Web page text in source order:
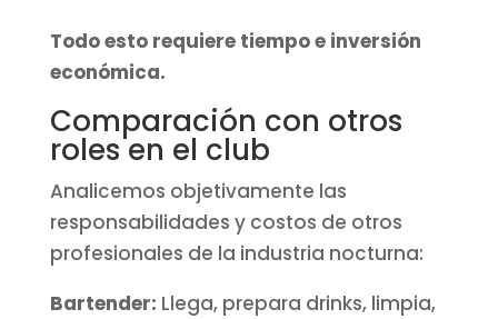
Todo esto requiere tiempo e inversión
económica.
Comparación con otros
roles en el club
Analicemos objetivamente las
responsabilidades y costos de otros
profesionales de la industria nocturna:
Bartender: Llega, prepara drinks, limpia,